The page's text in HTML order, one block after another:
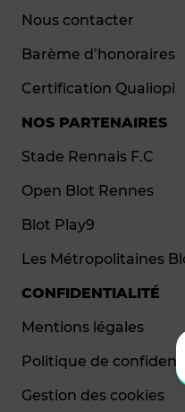
Nous contacter
Barème d’honoraires
Certification Qualiopi
NOS PARTENAIRES
Stade Rennais F.C
Open Blot Rennes
Blot Play9
Les Métropolitaines
CONFIDENTIALITÉ
Mentions légales
Politique de
Gestion des cookies